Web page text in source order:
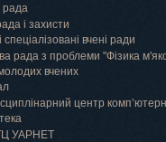
рада
і захисти
спеціалізовані вчені ради
рада з проблеми "Фізика
вчених
центр
УАРНЕТ